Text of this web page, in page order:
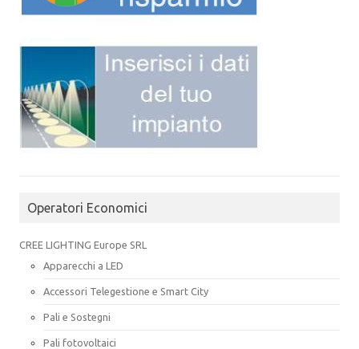
Operatori Economici
CREE LIGHTING Europe SRL
Apparecchi a LED
Accessori Telegestione e Smart City
Pali e Sostegni
Pali fotovoltaici